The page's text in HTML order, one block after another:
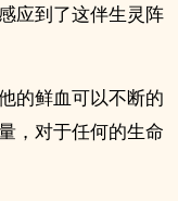
应到了这伴生灵阵
的鲜血可以不断的
，对于任何的生命